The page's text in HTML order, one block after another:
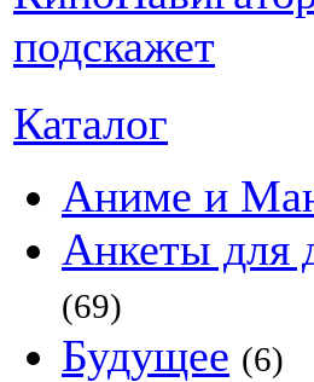
Каталог
Аниме и
Анкеты для
(69)
Будущее (6)